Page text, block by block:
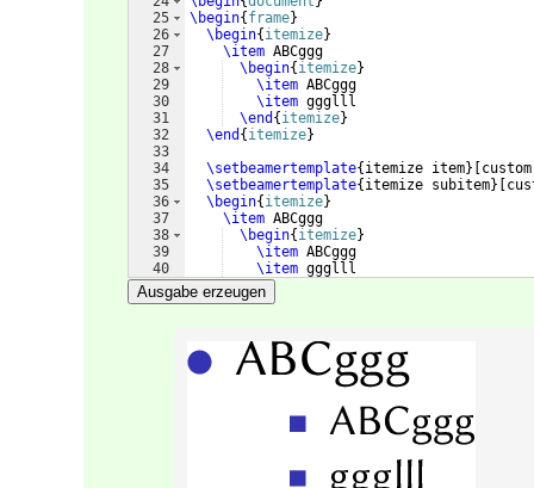
25
26
27
28
29
30
31
32
33
34
35
36
37
38
39
40
41
\begin{ frame}
\begin{ itemize}
\item ABCggg
\begin{ itemize}
\item ABCggg
\item ggglll
\end { itemize}
\end { itemize}
\setbeamertemplate{ itemize item}
\setbeamertemplate{ itemize subitem}
\begin{ itemize}
\item ABCggg
\begin{ itemize}
\item ABCggg
\item ggglll
\end{
Ausgabe erzeugen